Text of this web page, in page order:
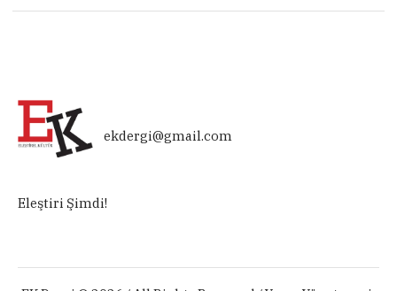
ekdergi@gmail.com
Eleştiri Şimdi!